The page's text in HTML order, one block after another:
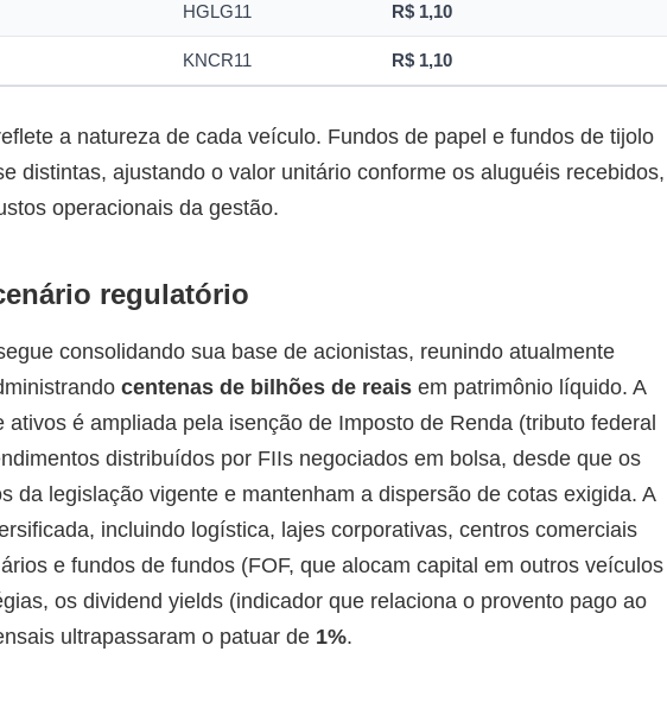
HGLG11 R$ 1,10
KNCR11 R$ 1,10
a natureza de cada veículo. Fundos de papel e fundos de tijolo
distintas, ajustando o valor unitário conforme os aluguéis recebidos,
operacionais da gestão.
regulatório
consolidando sua base de acionistas, reunindo atualmente
centenas de bilhões de reais em patrimônio líquido. A
é ampliada pela isenção de Imposto de Renda (tributo federal
distribuídos por FIIs negociados em bolsa, desde que os
da legislação vigente e mantenham a dispersão de cotas exigida. A
incluindo logística, lajes corporativas, centros comerciais
e fundos de fundos (FOF, que alocam capital em outros veículos
os dividend yields (indicador que relaciona o provento pago ao
ultrapassaram o patuar de 1%.